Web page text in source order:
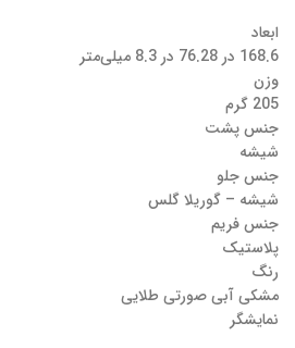
ابعاد
168.6 در 76.28 در 8.3 میلی‌متر
وزن
205 گرم
جنس پشت
شیشه
جنس جلو
شیشه – گوریلا گلس
جنس فریم
پلاستیک
رنگ
مشکی آبی صورتی طلایی
نمایشگر